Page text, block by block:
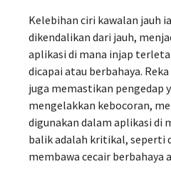
Kelebihan ciri kawalan jauh
dikendalikan dari jauh,
aplikasi di mana injap
dicapai atau berbahaya.
juga memastikan pengedap
mengelakkan kebocoran,
digunakan dalam aplikasi di
balik adalah kritikal, seperti
membawa cecair berbahaya